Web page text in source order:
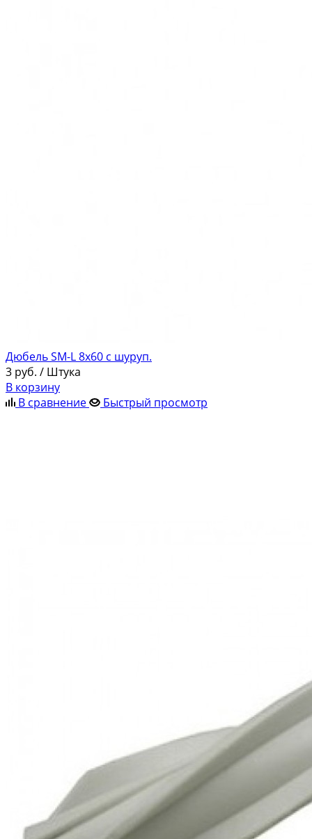
Дюбель SM-L 8х60 c шуруп.
3 руб. / Штука
В корзину
В сравнение
Быстрый просмотр